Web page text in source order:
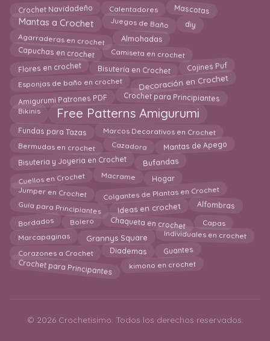
Crochet Navidadeño Calentadores Mascotas
Mantas a Crochet Juegos de Baño diy
Agarraderas en crochet Almohadas
Capuchas en crochet Camiseta en crochet
Flores en crochet Bisutería en Crochet Cojines Puf
Esponjas de baño en crochet Decoración en Crochet
Amigurumi Patrones PDF Crochet para Principiantes
Bikinis Free Patterns Amigurumi
Fundas para Tazas Marcos Decorativos en Crochet
Bermudas en crochet Cazadora Mantas de Apego
Bisuteria y Joyeria en Crochet Bufandas
Cuellos en Crochet Macrame Hogar
Jumper en Crochet Colgantes de Plantas en Crochet
Guía para Principiantes Ideas en crochet Alfombras
Bordados Bolero Chaqueta en crochet Capas
Marcapaginas Grannys Square Individuales en crochet
Corazones a Crochet Diademas Guantes
Crochet para Principantes kimono en crochet
© 2026 Crochetisimo. Todos los derechos reservados.